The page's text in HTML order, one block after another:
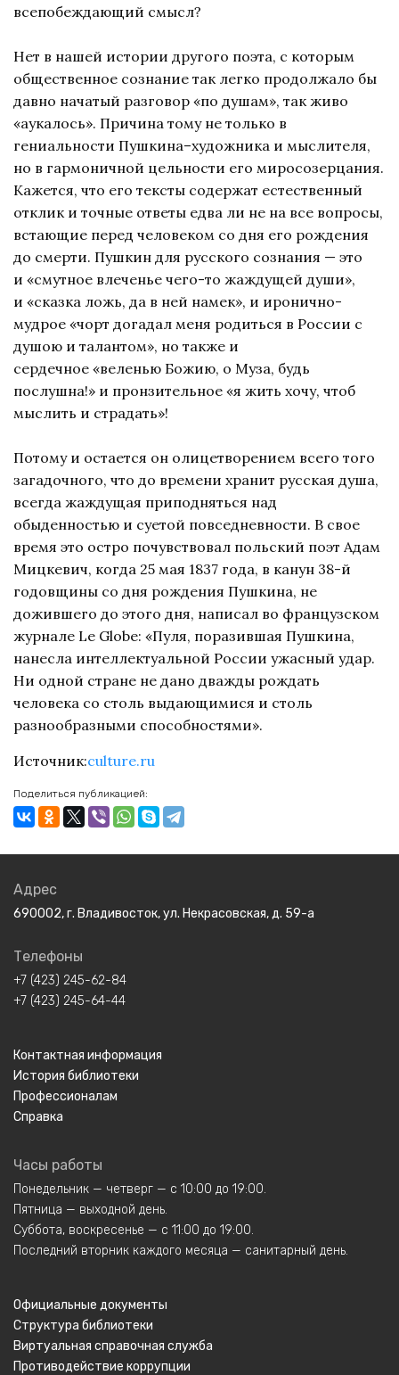
всепобеждающий смысл?
Нет в нашей истории другого поэта, с которым
общественное сознание так легко продолжало бы
давно начатый разговор «по душам», так живо
«аукалось». Причина тому не только в
гениальности Пушкина–художника и мыслителя,
но в гармоничной цельности его миросозерцания.
Кажется, что его тексты содержат естественный
отклик и точные ответы едва ли не на все вопросы,
встающие перед человеком со дня его рождения
до смерти. Пушкин для русского сознания — это
и «смутное влеченье чего-то жаждущей души»,
и «сказка ложь, да в ней намек», и иронично-
мудрое «чорт догадал меня родиться в России с
душою и талантом», но также и
сердечное «веленью Божию, о Муза, будь
послушна!» и пронзительное «я жить хочу, чтоб
мыслить и страдать»!
Потому и остается он олицетворением всего того
загадочного, что до времени хранит русская душа,
всегда жаждущая приподняться над
обыденностью и суетой повседневности. В свое
время это остро почувствовал польский поэт Адам
Мицкевич, когда 25 мая 1837 года, в канун 38-й
годовщины со дня рождения Пушкина, не
дожившего до этого дня, написал во французском
журнале Le Globe: «Пуля, поразившая Пушкина,
нанесла интеллектуальной России ужасный удар.
Ни одной стране не дано дважды рождать
человека со столь выдающимися и столь
разнообразными способностями».
Источник:culture.ru
Поделиться публикацией:
Адрес
690002, г. Владивосток, ул. Некрасовская, д. 59-а
Телефоны
+7 (423) 245-62-84
+7 (423) 245-64-44
Контактная информация
История библиотеки
Профессионалам
Справка
Часы работы
Понедельник — четверг — с 10:00 до 19:00.
Пятница — выходной день.
Суббота, воскресенье — с 11:00 до 19:00.
Последний вторник каждого месяца — санитарный день.
Официальные документы
Структура библиотеки
Виртуальная справочная служба
Противодействие коррупции